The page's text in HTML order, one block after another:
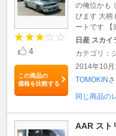
4
この商品の
価格を比較する
の俺位かも
びます 大柄
ートです 【
日産 スカイ
カテゴリ：
2014年10月
TOMOKIN
同じ商品の
AAR スト